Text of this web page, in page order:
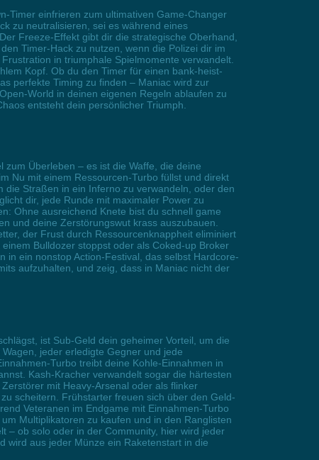
Timer einfrieren zum ultimativen Game-Changer
zu neutralisieren, sei es während eines
Freeze-Effekt gibt dir die strategische Oberhand,
Timer-Hack zu nutzen, wenn die Polizei dir im
in triumphale Spielmomente verwandelt.
Kopf. Ob du den Timer für einen bank-heist-
perfekte Timing zu finden – Maniac wird zur
World in deinen eigenen Regeln ablaufen zu
entsteht dein persönlicher Triumph.
Überleben – es ist die Waffe, die deine
Nu mit einem Ressourcen-Turbo füllst und direkt
die Straßen in ein Inferno zu verwandeln, oder den
dir, jede Runde mit maximaler Power zu
Ohne ausreichend Knete bist du schnell game
und deine Zerstörungswut krass auszubauen.
der Frust durch Ressourcenknappheit eliminiert
Bulldozer stoppst oder als Coked-up Broker
in ein nonstop Action-Festival, das selbst Hardcore-
aufzuhalten, und zeig, dass in Maniac nicht der
ist Sub-Geld dein geheimer Vorteil, um die
jeder erledigte Gegner und jede
Turbo treibt deine Kohle-Einnahmen in
Kash-Kracher verwandelt sogar die härtesten
mit Heavy-Arsenal oder als flinker
scheitern. Frühstarter freuen sich über den Geld-
Veteranen im Endgame mit Einnahmen-Turbo
Multiplikatoren zu kaufen und in den Ranglisten
– ob solo oder in der Community, hier wird jeder
wird aus jeder Münze ein Raketenstart in die